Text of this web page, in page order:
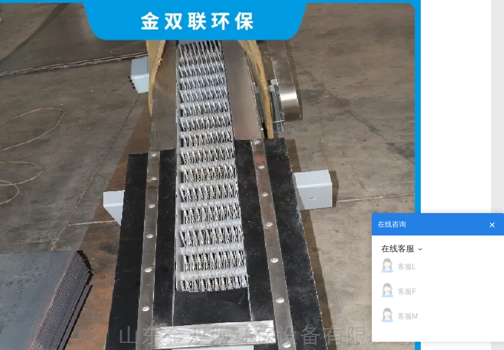
在线咨询
在线客服
客服L
客服F
客服M